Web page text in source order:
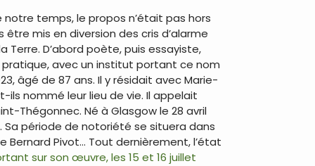
temps, le propos n’était pas hors
mis en diversion des cris d’alarme
D’abord poète, puis essayiste,
avec un institut portant ce nom
âgé de 87 ans. Il y résidait avec Marie-
nommé leur lieu de vie. Il appelait
Thégonnec. Né à Glasgow le 28 avril
Sa période de notoriété se situera dans
Bernard Pivot… Tout dernièrement, l’état
sur son œuvre, les 15 et 16 juillet